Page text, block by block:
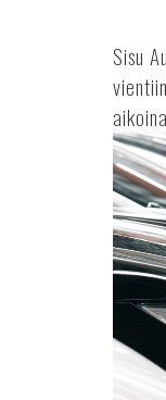
Sisu
käytetyn
kaupoilla